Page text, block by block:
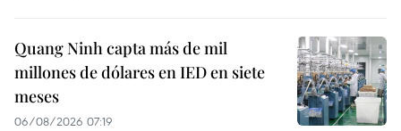
Quang Ninh capta más de mil
millones de dólares en IED en siete
meses
06/08/2026 07:19